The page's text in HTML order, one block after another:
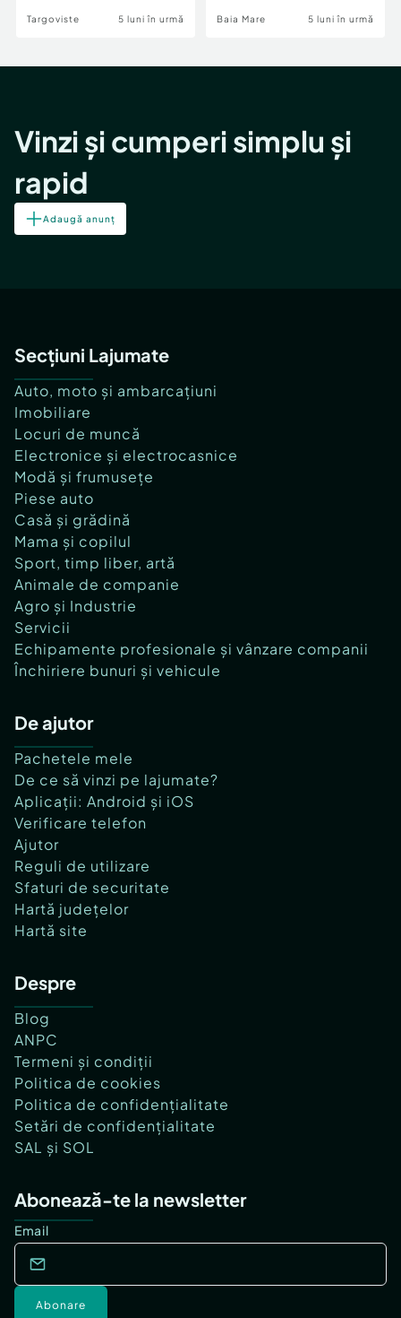
Targoviste 5 luni în urmă Baia Mare 5 luni în urmă
Vinzi și cumperi simplu și
rapid
Adaugă anunț
Secțiuni Lajumate
Auto, moto și ambarcațiuni
Imobiliare
Locuri de muncă
Electronice și electrocasnice
Modă și frumusețe
Piese auto
Casă și grădină
Mama și copilul
Sport, timp liber, artă
Animale de companie
Agro și Industrie
Servicii
Echipamente profesionale și vânzare companii
Închiriere bunuri și vehicule
De ajutor
Pachetele mele
De ce să vinzi pe lajumate?
Aplicații: Android și iOS
Verificare telefon
Ajutor
Reguli de utilizare
Sfaturi de securitate
Hartă județelor
Hartă site
Despre
Blog
ANPC
Termeni și condiții
Politica de cookies
Politica de confidențialitate
Setări de confidențialitate
SAL și SOL
Abonează-te la newsletter
Email
Abonare